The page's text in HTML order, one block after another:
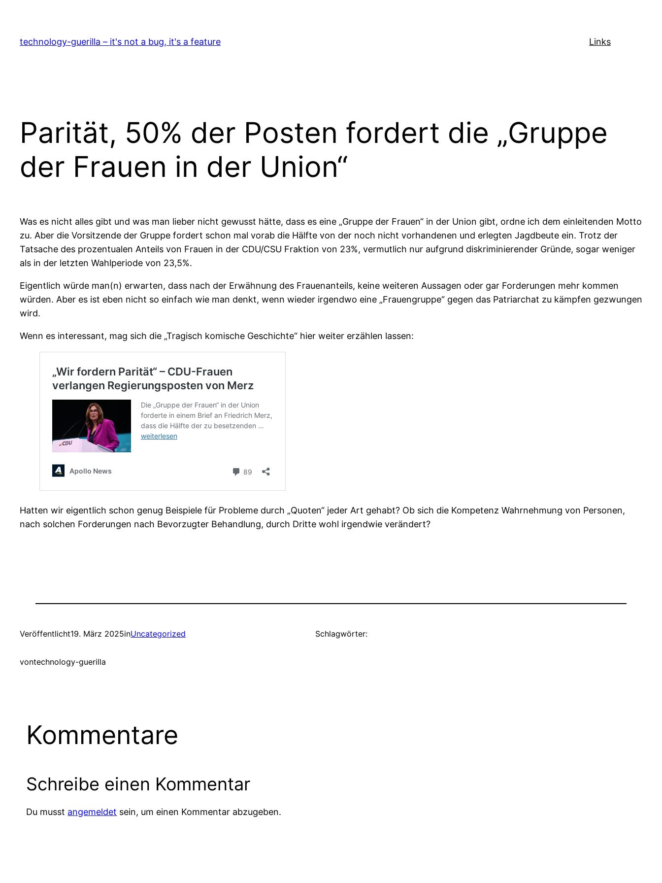
springen
technology-guerilla – it's not a bug, it's a feature Links
Parität, 50% der Posten fordert die „Gruppe
der Frauen in der Union“
Was es nicht alles gibt und was man lieber nicht gewusst hätte, dass es eine „Gruppe der Frauen“ in der Union gibt, ordne ich dem einleitenden Motto
zu. Aber die Vorsitzende der Gruppe fordert schon mal vorab die Hälfte von der noch nicht vorhandenen und erlegten Jagdbeute ein. Trotz der
Tatsache des prozentualen Anteils von Frauen in der CDU/CSU Fraktion von 23%, vermutlich nur aufgrund diskriminierender Gründe, sogar weniger
als in der letzten Wahlperiode von 23,5%.
Eigentlich würde man(n) erwarten, dass nach der Erwähnung des Frauenanteils, keine weiteren Aussagen oder gar Forderungen mehr kommen
würden. Aber es ist eben nicht so einfach wie man denkt, wenn wieder irgendwo eine „Frauengruppe“ gegen das Patriarchat zu kämpfen gezwungen
wird.
Wenn es interessant, mag sich die „Tragisch komische Geschichte“ hier weiter erzählen lassen:
Hatten wir eigentlich schon genug Beispiele für Probleme durch „Quoten“ jeder Art gehabt? Ob sich die Kompetenz Wahrnehmung von Personen,
nach solchen Forderungen nach Bevorzugter Behandlung, durch Dritte wohl irgendwie verändert?
Veröffentlicht19. März 2025inUncategorized
vontechnology-guerilla
Schlagwörter:
Kommentare
Schreibe einen Kommentar
Du musst angemeldet sein, um einen Kommentar abzugeben.